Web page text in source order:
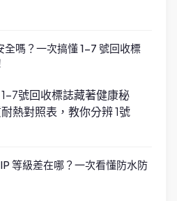
全嗎？一次搞懂 1-7 號回收標
7號回收標誌藏著健康秘
熱對照表，教你分辨 1號
等級差在哪？一次看懂防水防